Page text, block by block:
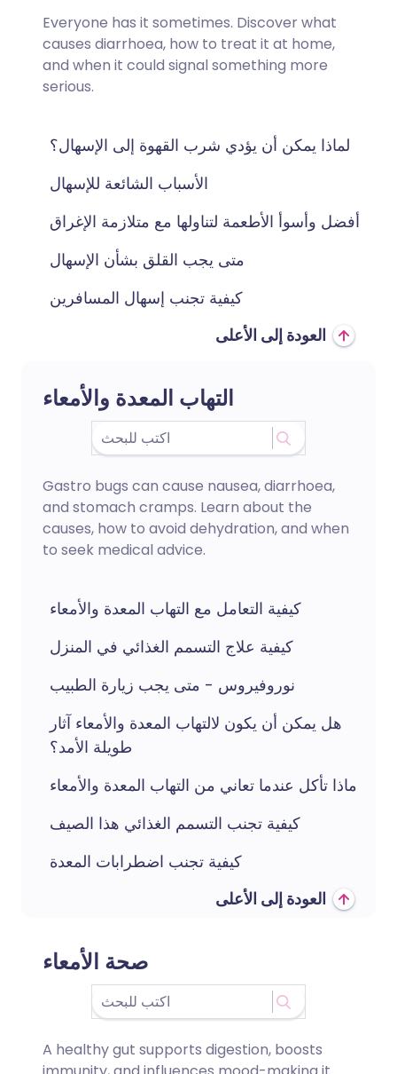
Everyone has it sometimes. Discover what
causes diarrhoea, how to treat it at home,
and when it could signal something more
serious.
لماذا يمكن أن يؤدي شرب القهوة إلى الإسهال؟
الأسباب الشائعة للإسهال
أفضل وأسوأ الأطعمة لتناولها مع متلازمة الإغراق
متى يجب القلق بشأن الإسهال
كيفية تجنب إسهال المسافرين
العودة إلى الأعلى
التهاب المعدة والأمعاء
Gastro bugs can cause nausea, diarrhoea,
and stomach cramps. Learn about the
causes, how to avoid dehydration, and when
to seek medical advice.
كيفية التعامل مع التهاب المعدة والأمعاء
كيفية علاج التسمم الغذائي في المنزل
نوروفيروس - متى يجب زيارة الطبيب
هل يمكن أن يكون لالتهاب المعدة والأمعاء آثار
طويلة الأمد؟
ماذا تأكل عندما تعاني من التهاب المعدة والأمعاء
كيفية تجنب التسمم الغذائي هذا الصيف
كيفية تجنب اضطرابات المعدة
العودة إلى الأعلى
صحة الأمعاء
A healthy gut supports digestion, boosts